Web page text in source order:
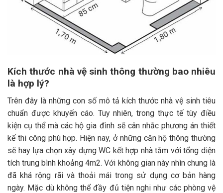
Kích thước nhà vệ sinh thông thường bao nhiêu
là hợp lý?
Trên đây là những con số mô tả kích thước nhà vệ sinh tiêu
chuẩn được khuyến cáo. Tuy nhiên, trong thực tế tùy điều
kiện cụ thể mà các hộ gia đình sẽ cân nhắc phương án thiết
kế thi công phù hợp. Hiện nay, ở những căn hộ thông thường
sẽ hay lựa chọn xây dựng WC kết hợp nhà tắm với tổng diện
tích trung bình khoảng 4m2. Với không gian này nhìn chung là
đã khá rộng rãi và thoải mái trong sử dụng cơ bản hàng
ngày. Mặc dù không thể đầy đủ tiện nghi như các phòng vệ